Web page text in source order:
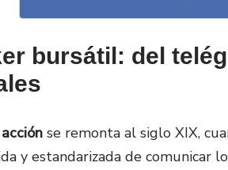
bursátil: del
se remonta al siglo XIX,
y estandarizada de comunicar